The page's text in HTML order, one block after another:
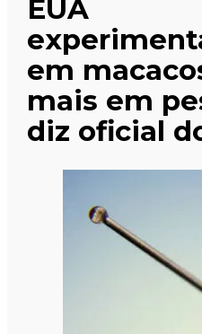
EUA
em
mais em
diz oficial